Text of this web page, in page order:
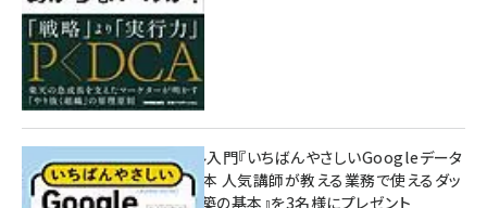
無料BIツール入門『いちばんやさしいGoogleデータ
ポータルの教本 人気講師が教える業務で使えるダッ
シュボード構築の基本』を3名様にプレゼント